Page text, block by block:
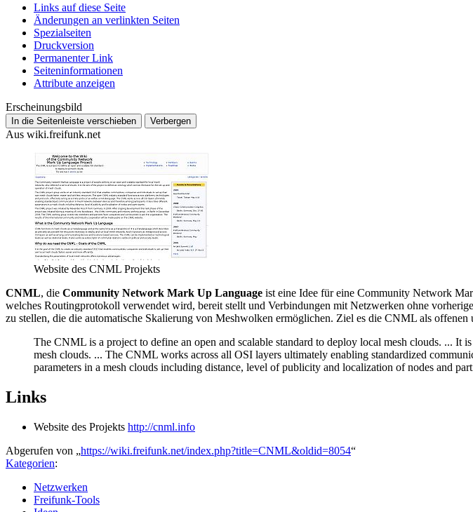
Links auf diese Seite
Änderungen an verlinkten Seiten
Spezialseiten
Druckversion
Permanenter Link
Seiten­­informationen
Attribute anzeigen
Erscheinungsbild
In die Seitenleiste verschieben Verbergen
Aus wiki.freifunk.net
Website des CNML Projekts
CNML, die Community Network Mark Up Language ist eine Idee für eine Community Network
welches Routingprotokoll verwendet wird, bereit stellt und Verbindungen mit Netzwerken ohne
zu stellen, die die automatische Skalierung von Meshwolken ermöglichen. Ziel es die CNML als
The CNML is a project to define an open and scalable standard to deploy local mesh clouds. ... It
mesh clouds. ... The CNML works across all OSI layers ultimately enabling standardized
parameters in a mesh clouds including distance, level of publicity and localization of nodes and
Links
Website des Projekts http://cnml.info
Abgerufen von „https://wiki.freifunk.net/index.php?title=CNML&oldid=8054“
Kategorien:
Netzwerken
Freifunk-Tools